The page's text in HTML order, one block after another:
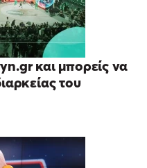
και μπορείς να
του